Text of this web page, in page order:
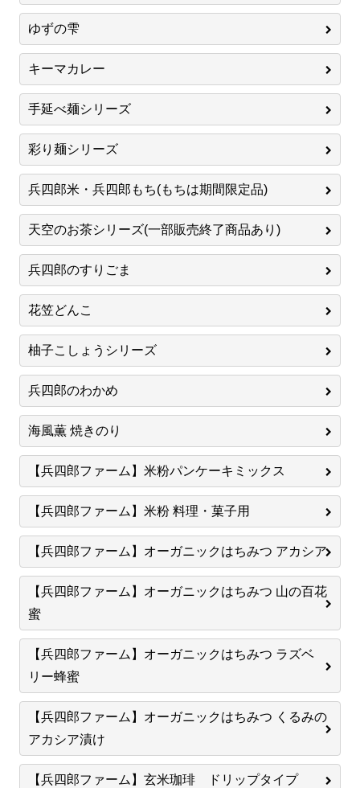
ゆずの雫
キーマカレー
手延べ麺シリーズ
彩り麺シリーズ
兵四郎米・兵四郎もち(もちは期間限定品)
天空のお茶シリーズ(一部販売終了商品あり)
兵四郎のすりごま
花笠どんこ
柚子こしょうシリーズ
兵四郎のわかめ
海風薫 焼きのり
【兵四郎ファーム】米粉パンケーキミックス
【兵四郎ファーム】米粉 料理・菓子用
【兵四郎ファーム】オーガニックはちみつ アカシア
【兵四郎ファーム】オーガニックはちみつ 山の百花
蜜
【兵四郎ファーム】オーガニックはちみつ ラズベ
リー蜂蜜
【兵四郎ファーム】オーガニックはちみつ くるみの
アカシア漬け
【兵四郎ファーム】玄米珈琲 ドリップタイプ